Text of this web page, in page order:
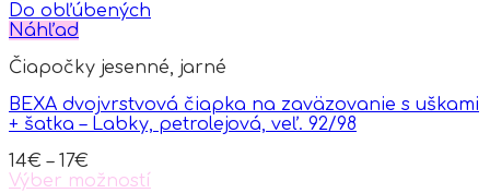
Do obľúbených
Náhľad
Čiapočky jesenné, jarné
BEXA dvojvrstvová čiapka na zaväzovanie s uškami
+ šatka – Labky, petrolejová, veľ. 92/98
14€ – 17€
Výber možností